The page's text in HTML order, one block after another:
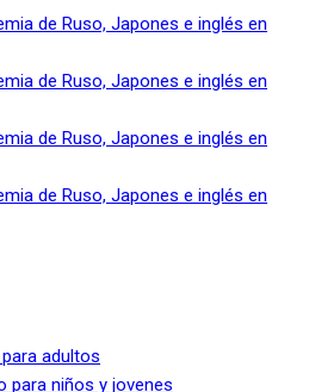
adultos
para niños y jovenes